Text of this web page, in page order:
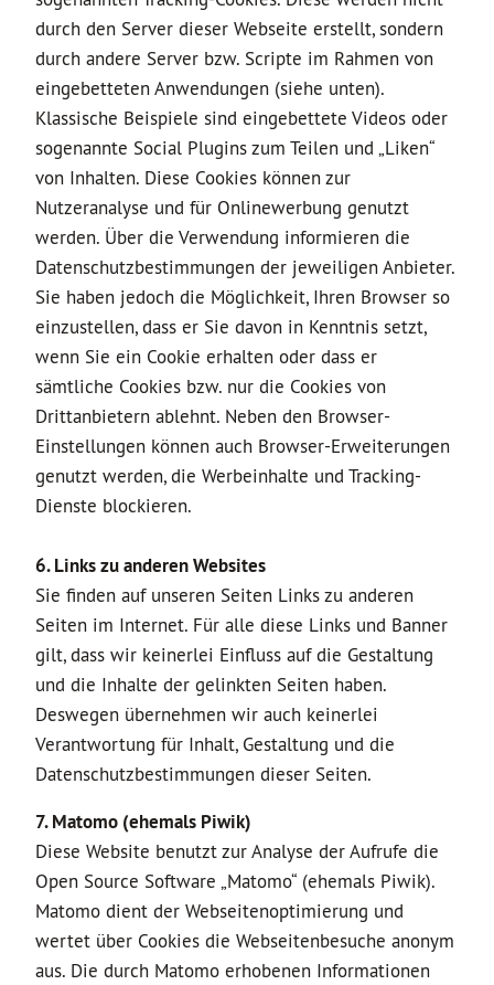
durch den Server dieser Webseite erstellt, sondern
durch andere Server bzw. Scripte im Rahmen von
eingebetteten Anwendungen (siehe unten).
Klassische Beispiele sind eingebettete Videos oder
sogenannte Social Plugins zum Teilen und „Liken“
von Inhalten. Diese Cookies können zur
Nutzeranalyse und für Onlinewerbung genutzt
werden. Über die Verwendung informieren die
Datenschutzbestimmungen der jeweiligen Anbieter.
Sie haben jedoch die Möglichkeit, Ihren Browser so
einzustellen, dass er Sie davon in Kenntnis setzt,
wenn Sie ein Cookie erhalten oder dass er
sämtliche Cookies bzw. nur die Cookies von
Drittanbietern ablehnt. Neben den Browser-
Einstellungen können auch Browser-Erweiterungen
genutzt werden, die Werbeinhalte und Tracking-
Dienste blockieren.
6. Links zu anderen Websites
Sie finden auf unseren Seiten Links zu anderen
Seiten im Internet. Für alle diese Links und Banner
gilt, dass wir keinerlei Einfluss auf die Gestaltung
und die Inhalte der gelinkten Seiten haben.
Deswegen übernehmen wir auch keinerlei
Verantwortung für Inhalt, Gestaltung und die
Datenschutzbestimmungen dieser Seiten.
7. Matomo (ehemals Piwik)
Diese Website benutzt zur Analyse der Aufrufe die
Open Source Software „Matomo“ (ehemals Piwik).
Matomo dient der Webseitenoptimierung und
wertet über Cookies die Webseitenbesuche anonym
aus. Die durch Matomo erhobenen Informationen